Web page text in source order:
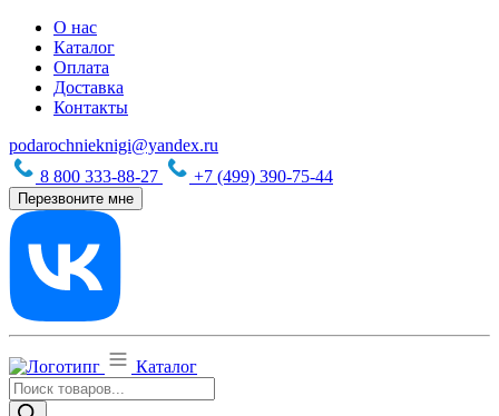
О нас
Каталог
Оплата
Доставка
Контакты
podarochnieknigi@yandex.ru
8 800 333-88-27
+7 (499) 390-75-44
Перезвоните мне
Каталог
Поиск
товаров